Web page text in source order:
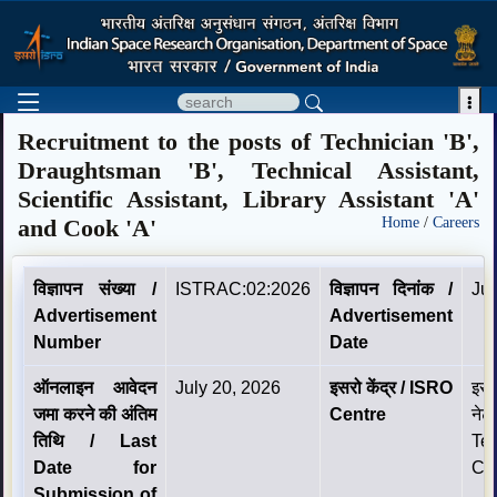

Recruitment to the posts of Technician 'B',
Draughtsman 'B', Technical Assistant,
Scientific Assistant, Library Assistant 'A'
and Cook 'A'
Home / Careers
विज्ञापन संख्‍या /
Advertisement
Number
ISTRAC:02:2026
विज्ञापन दिनांक /
Advertisement
Date
ऑनलाइन आवेदन
जमा करने की अंतिम
तिथि / Last
Date for
July 20, 2026
इसरो केंद्र / ISRO
Centre